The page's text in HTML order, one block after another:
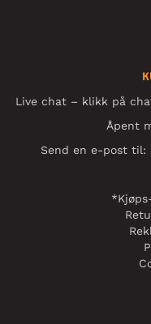
Live chat – klikk på
Åpent
Send en e-post til: